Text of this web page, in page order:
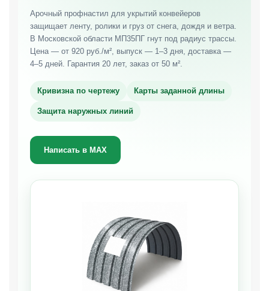
Арочный профнастил для укрытий конвейеров
защищает ленту, ролики и груз от снега, дождя и ветра.
В Московской области МП35ПГ гнут под радиус трассы.
Цена — от 920 руб./м², выпуск — 1–3 дня, доставка —
4–5 дней. Гарантия 20 лет, заказ от 50 м².
Кривизна по чертежу Карты заданной длины
Защита наружных линий
Написать в MAX